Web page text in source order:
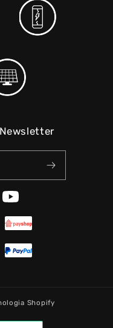
YouTube
Shopify